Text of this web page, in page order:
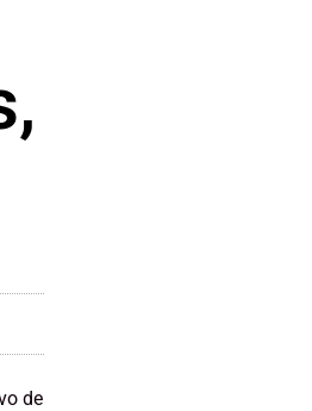
de